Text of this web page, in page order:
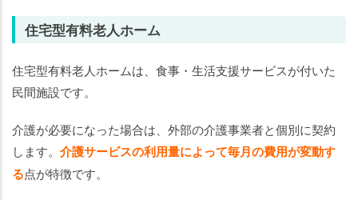
住宅型有料老人ホーム
住宅型有料老人ホームは、食事・生活支援サービスが付いた
民間施設です。
介護が必要になった場合は、外部の介護事業者と個別に契約
します。 介護サービスの利用量によって毎月の費用が変動す
る点が特徴です。